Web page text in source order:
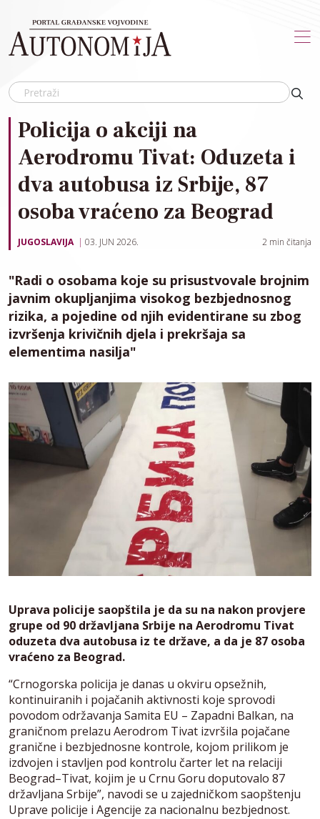
Policija o akciji na
Aerodromu Tivat: Oduzeta i
dva autobusa iz Srbije, 87
osoba vraćeno za Beograd
JUGOSLAVIJA 03. JUN 2026. 2 min čitanja
"Radi o osobama koje su prisustvovale brojnim
javnim okupljanjima visokog bezbjednosnog
rizika, a pojedine od njih evidentirane su zbog
izvršenja krivičnih djela i prekršaja sa
elementima nasilja"
Uprava policije saopštila je da su na nakon provjere
grupe od 90 državljana Srbije na Aerodromu Tivat
oduzeta dva autobusa iz te države, a da je 87 osoba
vraćeno za Beograd.
“Crnogorska policija je danas u okviru opsežnih,
kontinuiranih i pojačanih aktivnosti koje sprovodi
povodom održavanja Samita EU – Zapadni Balkan, na
graničnom prelazu Aerodrom Tivat izvršila pojačane
granične i bezbjednosne kontrole, kojom prilikom je
izdvojen i stavljen pod kontrolu čarter let na relaciji
Beograd–Tivat, kojim je u Crnu Goru doputovalo 87
državljana Srbije”, navodi se u zajedničkom saopštenju
Uprave policije i Agencije za nacionalnu bezbjednost.